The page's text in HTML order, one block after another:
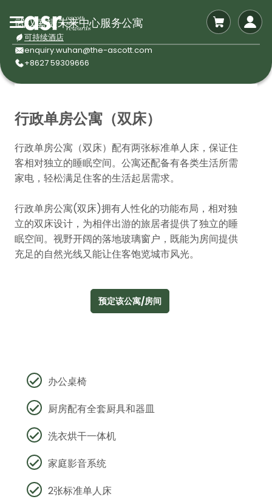
武汉盛捷未来中心服务公寓
可持续酒店
enquiry.wuhan@the-ascott.com
+8627 59309666
行政单房公寓（双床）
行政单房公寓（双床）配有两张标准单人床，保证住
客相对独立的睡眠空间。公寓还配备有各类生活所需
家电，轻松满足住客的生活起居需求。
行政单房公寓(双床)拥有人性化的功能布局，相对独
立的双床设计，为相伴出游的旅居者提供了独立的睡
眠空间。视野开阔的落地玻璃窗户，既能为房间提供
充足的自然光线又能让住客饱览城市风光。
预定该公寓/房间
办公桌椅
厨房配有全套厨具和器皿
洗衣烘干一体机
家庭影音系统
2张标准单人床